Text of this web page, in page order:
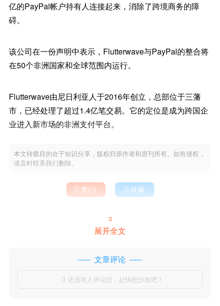
亿的PayPal帐户持有人连接起来，消除了跨境商务的障
碍。
该公司在一份声明中表示，Flutterwave与PayPal的整合将
在50个非洲国家和全球范围内运行。
Flutterwave由尼日利亚人于2016年创立，总部位于三藩
市，已经处理了超过1.4亿笔交易。它的定位是成为跨国企
业进入新市场的非洲支付平台。
本文转载目的在于知识分享，版权归原作者和原刊所有。如有侵权，
请及时联系我们删除。
 赞()  收藏

展开全文
文章评论
 还没有人评论过，赶快抢沙发吧！